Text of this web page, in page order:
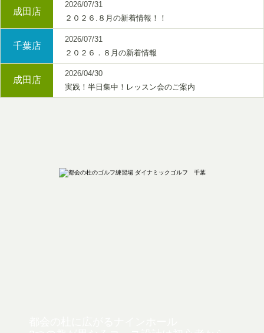
成田店
2026/07/31
２０２６.８月の新着情報！！
千葉店
2026/07/31
２０２６．８月の新着情報
成田店
2026/04/30
実践！半日集中！レッスン会のご案内